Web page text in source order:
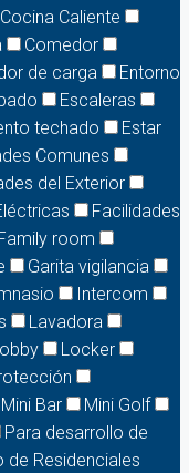
Cocina Caliente
Comedor
de carga
Entorno
Escaleras
techado
Estar
Comunes
del Exterior
Facilidades
Family room
Garita vigilancia
Intercom
Lavadora
Locker
Mini Bar
Mini Golf
Para desarrollo de
de Residenciales